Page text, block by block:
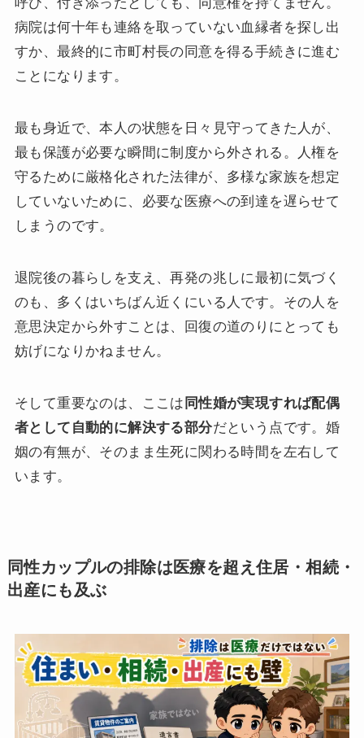
病院は何十年も連絡を取っていない血縁者を探し出
すか、最終的に市町村長の同意を得る手続きに進む
ことになります。
最も身近で、本人の状態を日々見守ってきた人が、
最も保護が必要な瞬間に制度から外される。人権を
守るために厳格化された法律が、多様な家族を想定
していないために、必要な医療への到達を遅らせて
しまうのです。
退院後の暮らしを支え、再発の兆しに最初に気づく
のも、多くはいちばん近くにいる人です。その人を
意思決定から外すことは、回復の道のりにとっても
妨げになりかねません。
そして重要なのは、ここは 同性婚が実現すれば配偶
者として自動的に解決する部分だという点です。婚
姻の有無が、そのまま生死に関わる時間を左右して
います。
同性カップルの排除は医療を超え住居・相続・
出産にも及ぶ